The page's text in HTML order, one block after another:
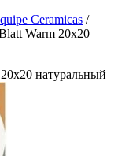
Ceramicas /
Warm 20x20
натуральный